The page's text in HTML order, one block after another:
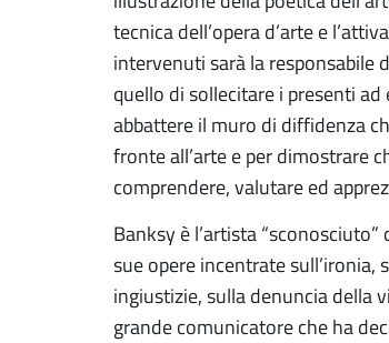
tecnica dell’opera d’arte e
intervenuti sarà la responsabile
quello di sollecitare i presenti
abbattere il muro di diffidenza
fronte all’arte e per dimostrare
comprendere, valutare ed
Banksy è l’artista
sue opere incentrate
ingiustizie, sulla denuncia della
grande comunicatore che ha